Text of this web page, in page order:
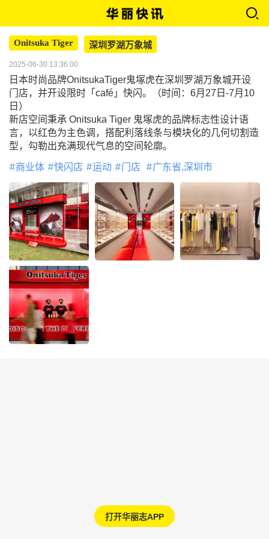
Onitsuka Tiger 深圳罗湖万象城
2025-06-30 13:36:00
日本时尚品牌OnitsukaTiger鬼塚虎在深圳罗湖万象城开设
门店，并开设限时「café」快闪。（时间：6月27日-7月10
日）
新店空间秉承 Onitsuka Tiger 鬼塚虎的品牌标志性设计语
言，以红色为主色调，搭配利落线条与模块化的几何切割造
型，勾勒出充满现代气息的空间轮廓。
商业体 快闪店 运动 门店 广东省,深圳市
打开华丽志APP